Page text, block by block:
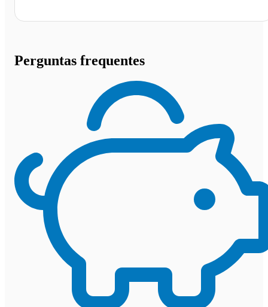
Perguntas frequentes